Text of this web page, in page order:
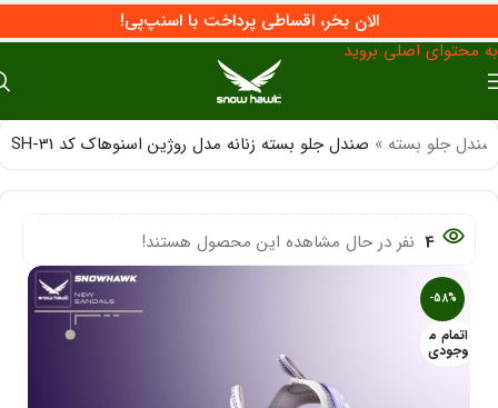
به محتوای اصلی بروید
الان بخر، اقساطی پرداخت با اسنپ‌پی!
صندل جلو بسته » صندل جلو بسته زنانه مدل روژین اسنوهاک کد SH-31
4 نفر در حال مشاهده این محصول هستند!
-58%
اتمام م
وجودی